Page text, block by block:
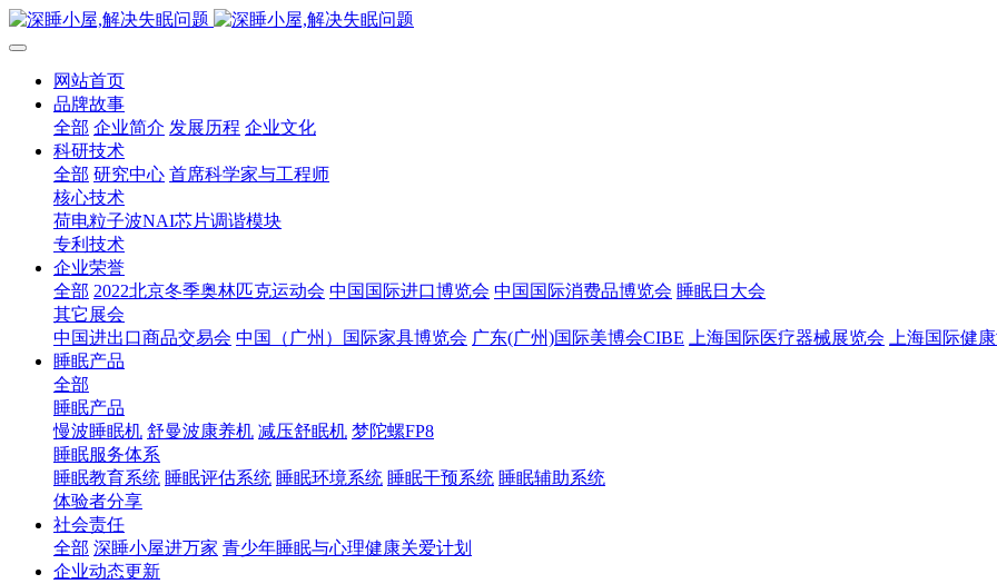
网站首页
品牌故事
全部 企业简介 发展历程 企业文化
科研技术
全部 研究中心 首席科学家与工程师
核心技术
荷电粒子波NAI芯片调谐模块
专利技术
企业荣誉
全部 2022北京冬季奥林匹克运动会 中国国际进口博览会 中国国际消费品博览会 睡眠日大会
其它展会
中国进出口商品交易会 中国（广州）国际家具博览会 广东(广州)国际美博会CIBE 上海国际医疗器械展览会 上海国际健
睡眠产品
全部
睡眠产品
慢波睡眠机 舒曼波康养机 减压舒眠机 梦陀螺FP8
睡眠服务体系
睡眠教育系统 睡眠评估系统 睡眠环境系统 睡眠干预系统 睡眠辅助系统
体验者分享
社会责任
全部 深睡小屋进万家 青少年睡眠与心理健康关爱计划
企业动态更新